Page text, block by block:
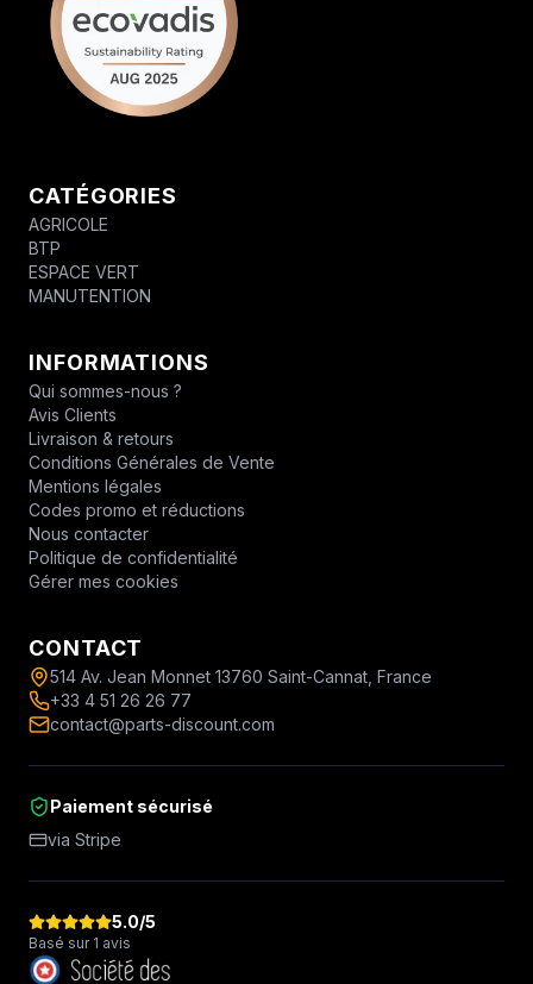
CATÉGORIES
AGRICOLE
BTP
ESPACE VERT
MANUTENTION
INFORMATIONS
Qui sommes-nous ?
Avis Clients
Livraison & retours
Conditions Générales de Vente
Mentions légales
Codes promo et réductions
Nous contacter
Politique de confidentialité
Gérer mes cookies
CONTACT
514 Av. Jean Monnet 13760 Saint-Cannat, France
+33 4 51 26 26 77
contact@parts-discount.com
Paiement sécurisé
via Stripe
5.0/5
Basé sur 1 avis